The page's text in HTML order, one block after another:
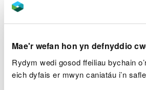
Mae'r wefan hon yn defnyddio
Rydym wedi gosod ffeiliau bychain
eich dyfais er mwyn caniatáu i’n
1. Rhaid i'r aderyn fod wedi'i
wedi'i fridio mewn caethiwed
mewn caethiwed cyfreithlon
deorodd ohono.